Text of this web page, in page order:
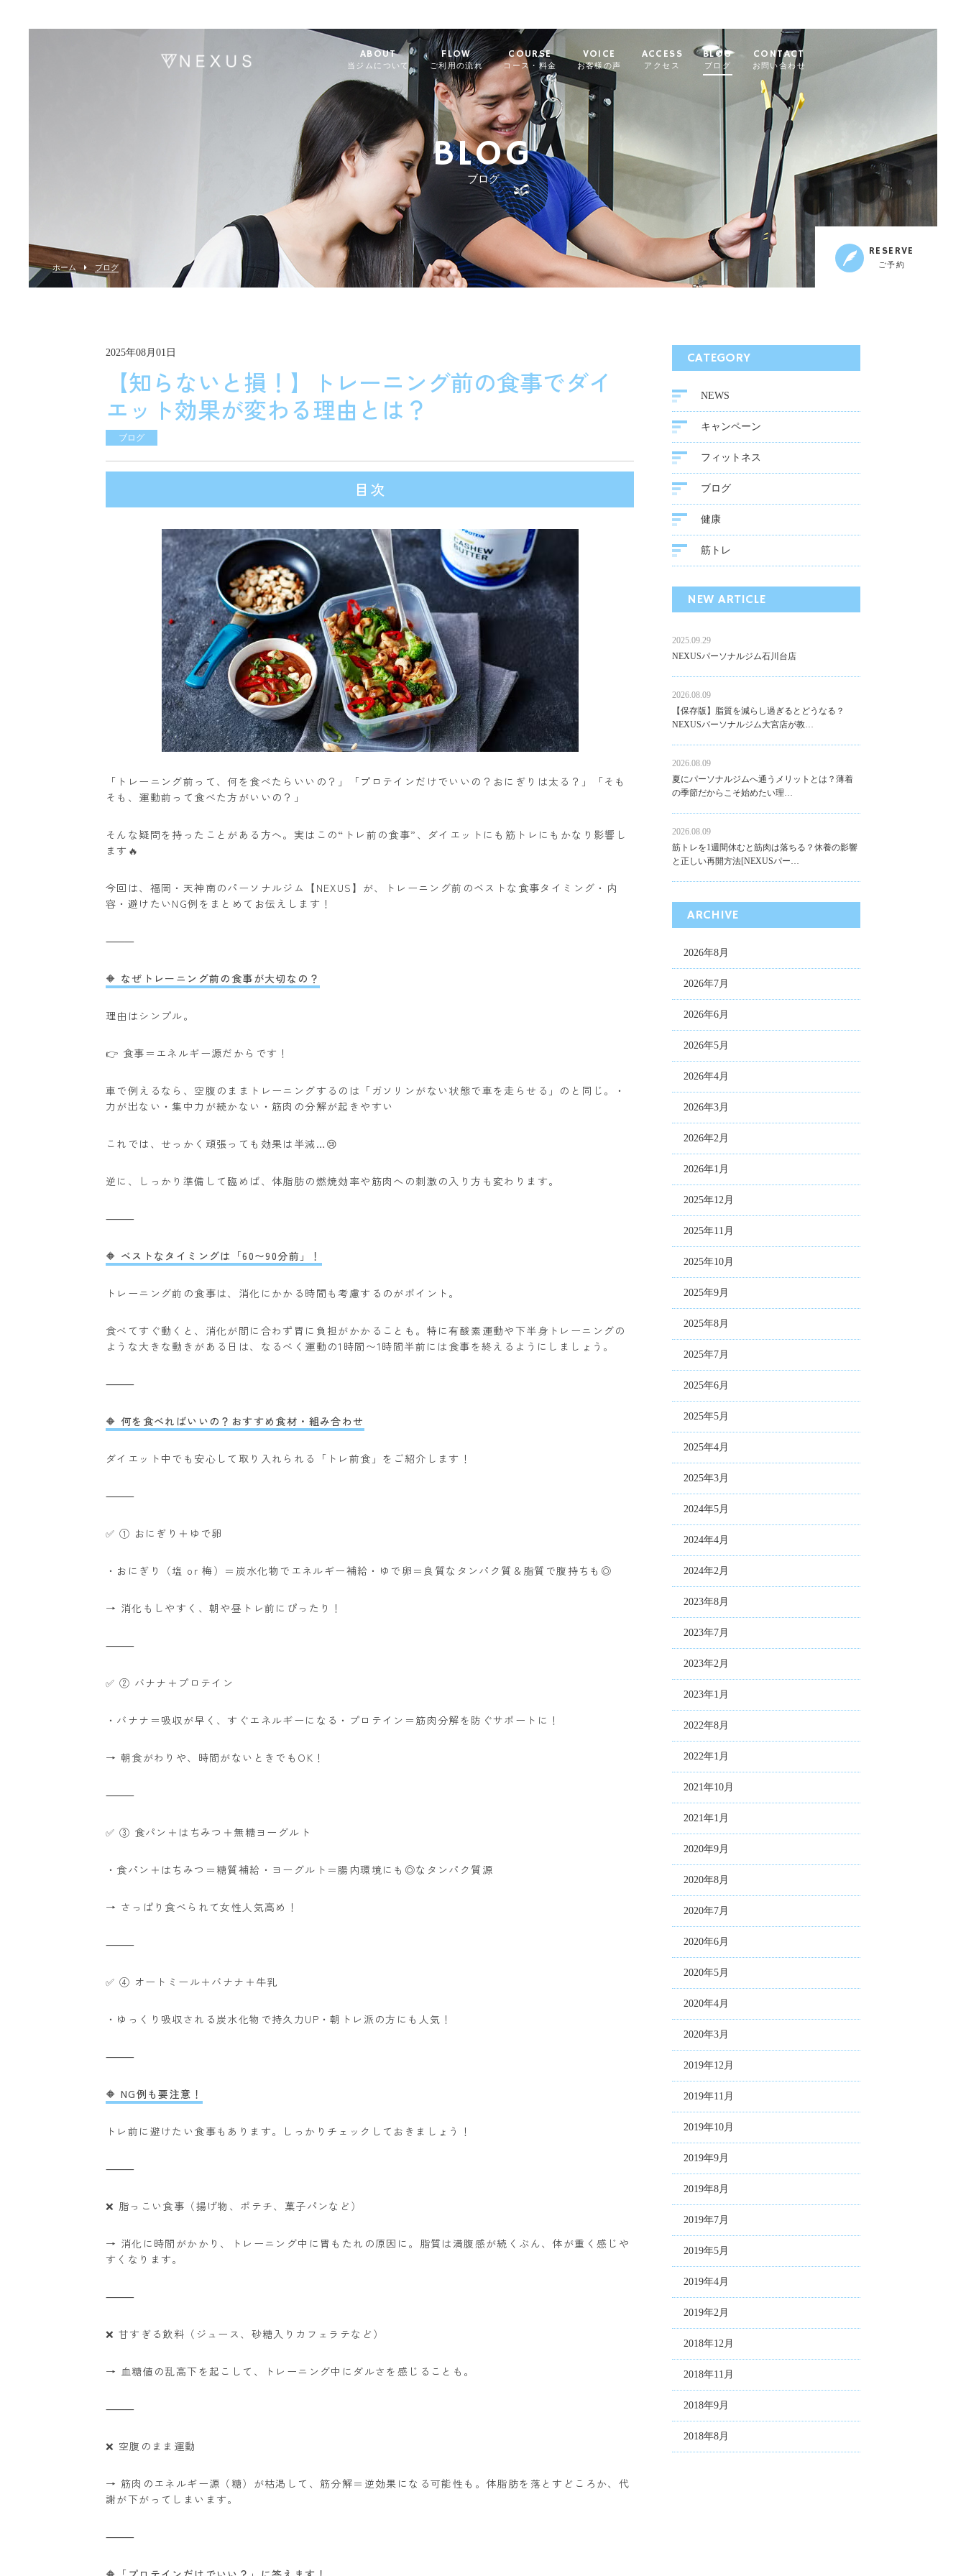
ABOUT
当ジムについて
FLOW
ご利用の流れ
COURSE
コース・料金
VOICE
お客様の声
ACCESS
アクセス
BLOG
ブログ
CONTACT
お問い合わせ
BLOG
ブログ
ホーム ブログ
RESERVE
ご予約
2025年08月01日
【知らないと損！】トレーニング前の食事でダイ
エット効果が変わる理由とは？
ブログ
目次
「トレーニング前って、何を食べたらいいの？」 「プロテインだけでいいの？おにぎりは太る？」
「そも
そも、運動前って食べた方がいいの？」
そんな疑問を持ったことがある方へ。 実はこの“トレ前の食事”、ダイエットにも筋トレにもかなり影響し
ます🔥
今回は、福岡・天神南のパーソナルジム【NEXUS】が、トレーニング前のベストな食事タイミング・内
容・避けたいNG例をまとめてお伝えします！
⸻
🔶 なぜトレーニング前の食事が大切なの？
理由はシンプル。
👉 食事＝エネルギー源だからです！
車で例えるなら、空腹のままトレーニングするのは「ガソリンがない状態で車を走らせる」のと同じ。
・
力が出ない ・集中力が続かない ・筋肉の分解が起きやすい
これでは、せっかく頑張っても効果は半減…😢
逆に、しっかり準備して臨めば、体脂肪の燃焼効率や筋肉への刺激の入り方も変わります。
⸻
🔶 ベストなタイミングは「60〜90分前」！
トレーニング前の食事は、消化にかかる時間も考慮するのがポイント。
食べてすぐ動くと、消化が間に合わず胃に負担がかかることも。 特に有酸素運動や下半身トレーニングの
ような大きな動きがある日は、なるべく運動の1時間〜1時間半前には食事を終えるようにしましょう。
⸻
🔶 何を食べればいいの？おすすめ食材・組み合わせ
ダイエット中でも安心して取り入れられる「トレ前食」をご紹介します！
⸻
✅ ① おにぎり＋ゆで卵
・おにぎり（塩 or 梅）＝炭水化物でエネルギー補給 ・ゆで卵＝良質なタンパク質＆脂質で腹持ちも◎
→ 消化もしやすく、朝や昼トレ前にぴったり！
⸻
✅ ② バナナ＋プロテイン
・バナナ＝吸収が早く、すぐエネルギーになる ・プロテイン＝筋肉分解を防ぐサポートに！
→ 朝食がわりや、時間がないときでもOK！
⸻
✅ ③ 食パン＋はちみつ＋無糖ヨーグルト
・食パン＋はちみつ＝糖質補給 ・ヨーグルト＝腸内環境にも◎なタンパク質源
→ さっぱり食べられて女性人気高め！
⸻
✅ ④ オートミール＋バナナ＋牛乳
・ゆっくり吸収される炭水化物で持久力UP ・朝トレ派の方にも人気！
⸻
🔶 NG例も要注意！
トレ前に避けたい食事もあります。しっかりチェックしておきましょう！
⸻
❌ 脂っこい食事（揚げ物、ポテチ、菓子パンなど）
→ 消化に時間がかかり、トレーニング中に胃もたれの原因に。 脂質は満腹感が続くぶん、体が重く感じや
すくなります。
⸻
❌ 甘すぎる飲料（ジュース、砂糖入りカフェラテなど）
→ 血糖値の乱高下を起こして、トレーニング中にダルさを感じることも。
⸻
❌ 空腹のまま運動
→ 筋肉のエネルギー源（糖）が枯渇して、筋分解＝逆効果になる可能性も。 体脂肪を落とすどころか、代
謝が下がってしまいます。
⸻
CATEGORY
NEWS
キャンペーン
フィットネス
ブログ
健康
筋トレ
NEW ARTICLE
2025.09.29
NEXUSパーソナルジム石川台店
2026.08.09
【保存版】脂質を減らし過ぎるとどうなる？
NEXUSパーソナルジム大宮店が教…
2026.08.09
夏にパーソナルジムへ通うメリットとは？薄着
の季節だからこそ始めたい理…
2026.08.09
筋トレを1週間休むと筋肉は落ちる？休養の影響
と正しい再開方法[NEXUSパー…
ARCHIVE
2026年8月
2026年7月
2026年6月
2026年5月
2026年4月
2026年3月
2026年2月
2026年1月
2025年12月
2025年11月
2025年10月
2025年9月
2025年8月
2025年7月
2025年6月
2025年5月
2025年4月
2025年3月
2024年5月
2024年4月
2024年2月
2023年8月
2023年7月
2023年2月
2023年1月
2022年8月
2022年1月
2021年10月
2021年1月
2020年9月
2020年8月
2020年7月
2020年6月
2020年5月
2020年4月
2020年3月
2019年12月
2019年11月
2019年10月
2019年9月
2019年8月
2019年7月
2019年5月
2019年4月
2019年2月
2018年12月
2018年11月
2018年9月
2018年8月